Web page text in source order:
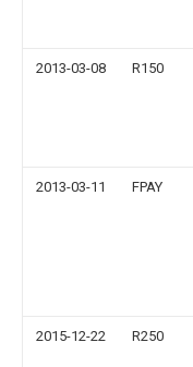
2013-03-08 R150
2013-03-11 FPAY
2015-12-22 R250